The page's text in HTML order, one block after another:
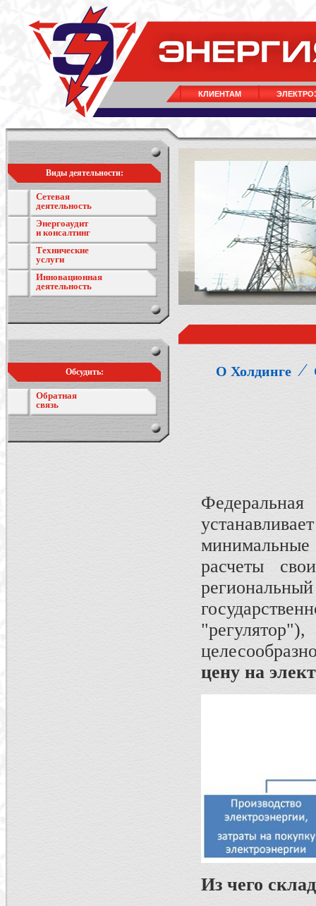
КЛИЕНТАМ
Виды деятельности:
Сетевая
деятельность
Энергоаудит
и консалтинг
Технические
услуги
Инновационная
деятельность
Обсудить:
Обратная
связь
О Холдинге ⁄
минимальные
расчеты
цену на
Из чего